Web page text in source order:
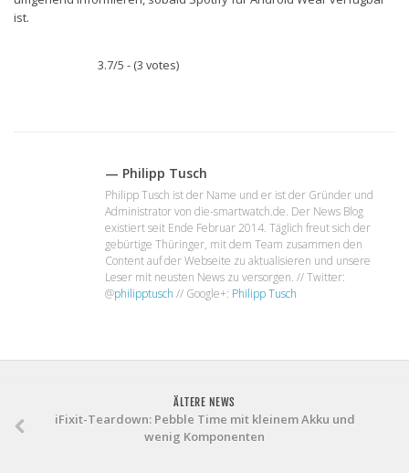
ist.
3.7/5 - (3 votes)
— Philipp Tusch
Philipp Tusch ist der Name und er ist der Gründer und
Administrator von die-smartwatch.de. Der News Blog
existiert seit Ende Februar 2014. Täglich freut sich der
gebürtige Thüringer, mit dem Team zusammen den
Content auf der Webseite zu aktualisieren und unsere
Leser mit neusten News zu versorgen. // Twitter:
@philipptusch // Google+: Philipp Tusch
ÄLTERE NEWS
iFixit-Teardown: Pebble Time mit kleinem Akku und
wenig Komponenten